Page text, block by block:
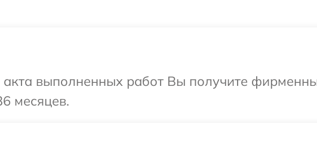
выполненных работ Вы получите
месяцев.